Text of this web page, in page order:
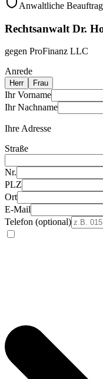
Anwaltliche
Rechtsanwalt Dr.
gegen ProFinanz LLC
Anrede
Herr Frau
Ihr Vorname
Ihr Nachname
Ihre Adresse
Straße
Nr.
PLZ
Ort
E-Mail
Telefon (optional)